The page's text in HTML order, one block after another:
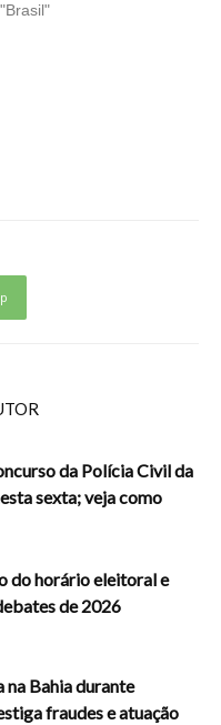
da Polícia Civil da
sexta; veja como
do horário eleitoral e
de 2026
na Bahia durante
fraudes e atuação